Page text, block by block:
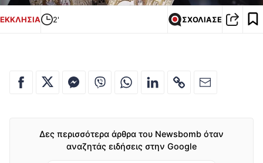
ΕΚΚΛΗΣΙΑ 2' ΣΧΟΛΙΑΣΕ
Δες περισσότερα άρθρα του Newsbomb όταν
αναζητάς ειδήσεις στην Google